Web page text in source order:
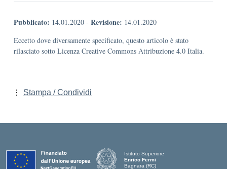
Pubblicato: 14.01.2020 - Revisione: 14.01.2020
Eccetto dove diversamente specificato, questo articolo è stato
rilasciato sotto Licenza Creative Commons Attribuzione 4.0 Italia.
Stampa / Condividi
Istituto Superiore
Enrico Fermi
Bagnara (RC)